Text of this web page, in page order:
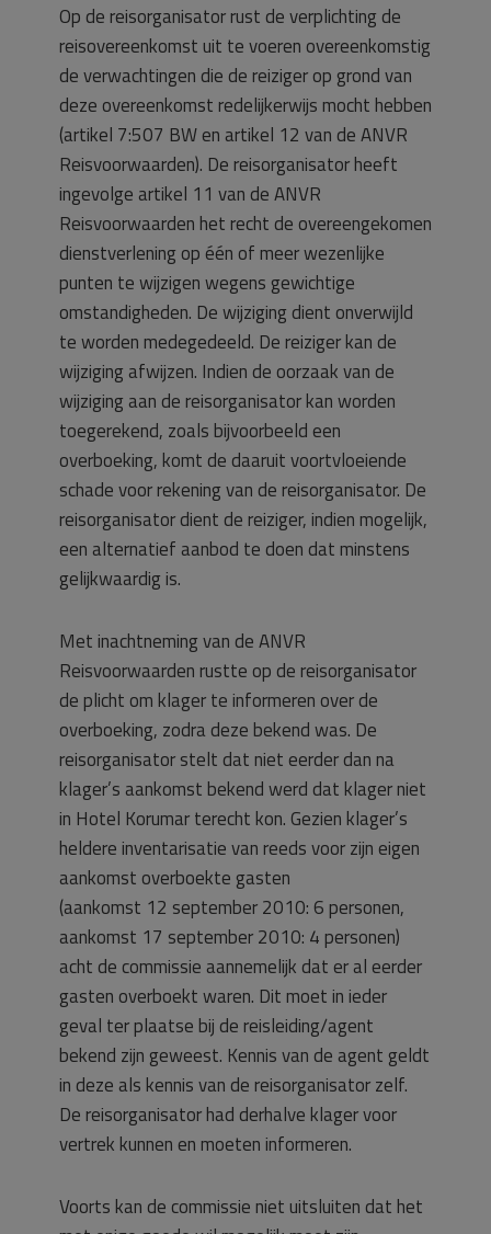
Op de reisorganisator rust de verplichting de
reisovereenkomst uit te voeren overeenkomstig
de verwachtingen die de reiziger op grond van
deze overeenkomst redelijkerwijs mocht hebben
(artikel 7:507 BW en artikel 12 van de ANVR
Reisvoorwaarden). De reisorganisator heeft
ingevolge artikel 11 van de ANVR
Reisvoorwaarden het recht de overeengekomen
dienstverlening op één of meer wezenlijke
punten te wijzigen wegens gewichtige
omstandigheden. De wijziging dient onverwijld
te worden medegedeeld. De reiziger kan de
wijziging afwijzen. Indien de oorzaak van de
wijziging aan de reisorganisator kan worden
toegerekend, zoals bijvoorbeeld een
overboeking, komt de daaruit voortvloeiende
schade voor rekening van de reisorganisator. De
reisorganisator dient de reiziger, indien mogelijk,
een alternatief aanbod te doen dat minstens
gelijkwaardig is.
Met inachtneming van de ANVR
Reisvoorwaarden rustte op de reisorganisator
de plicht om klager te informeren over de
overboeking, zodra deze bekend was. De
reisorganisator stelt dat niet eerder dan na
klager’s aankomst bekend werd dat klager niet
in Hotel Korumar terecht kon. Gezien klager’s
heldere inventarisatie van reeds voor zijn eigen
aankomst overboekte gasten
(aankomst 12 september 2010: 6 personen,
aankomst 17 september 2010: 4 personen)
acht de commissie aannemelijk dat er al eerder
gasten overboekt waren. Dit moet in ieder
geval ter plaatse bij de reisleiding/agent
bekend zijn geweest. Kennis van de agent geldt
in deze als kennis van de reisorganisator zelf.
De reisorganisator had derhalve klager voor
vertrek kunnen en moeten informeren.
Voorts kan de commissie niet uitsluiten dat het